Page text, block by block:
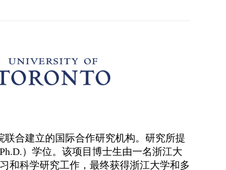
合建立的国际合作研究机构。 研究所提
Ph.D.）学位。该项目博士生由一名浙江大
和科学研究工作，最终获得浙江大学和多